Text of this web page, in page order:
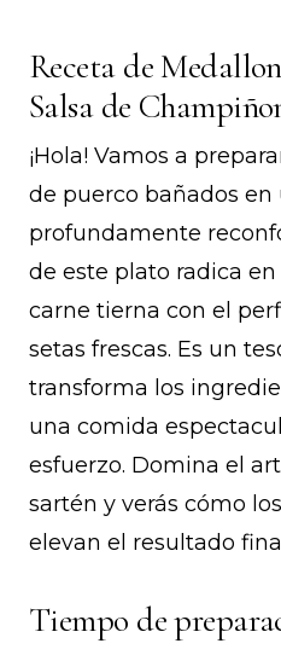
Receta de
Salsa de
¡Hola! Vamos a
de puerco bañados
profundamente
de este plato radica
carne tierna con el
setas frescas. Es un
transforma los
una comida
esfuerzo. Domina el
sartén y verás cómo los
elevan el resultado
Tiempo de